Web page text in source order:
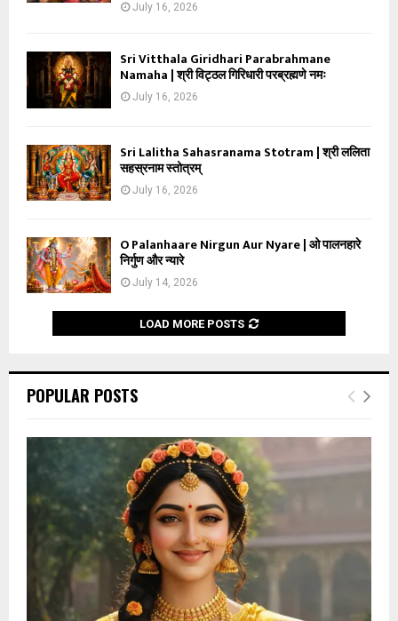
July 16, 2026
Sri Vitthala Giridhari Parabrahmane
Namaha | श्री विट्ठल गिरिधारी परब्रह्मणे नमः
July 16, 2026
Sri Lalitha Sahasranama Stotram | श्री ललिता
सहस्रनाम स्तोत्रम्
July 16, 2026
O Palanhaare Nirgun Aur Nyare | ओ पालनहारे
निर्गुण और न्यारे
July 14, 2026
LOAD MORE POSTS
POPULAR POSTS